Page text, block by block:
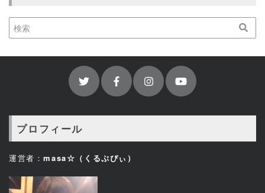
プロフィール
運営者：masa☆（くるぷぴぃ）